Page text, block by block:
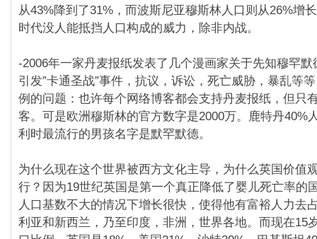
从43%降到了31%，而波斯尼亚穆斯林人口则从26%增
时代没人能抵挡人口构成的威力，除非内战。
-2006年一家丹麦报纸发表了几个漫画家关于先知穆罕
引发”卡通圣战”事件，抗议，诉讼，死亡威胁，暴乱等
例的问题：也许每个网络博客都会支持丹麦报纸，但只
客。可是欧洲穆斯林的官方数字是2000万。鹿特丹40%
利时最流行的男孩名字是默罕默德。
为什么现在这个世界被西方文化主导，为什么英国价值
行？因为19世纪英国是第一个真正降低了婴儿死亡率的
人口基数不大的情况下增长很快，使得他有富裕人力去
利亚和新西兰，乃至印度，非洲，世界各地。而现在15